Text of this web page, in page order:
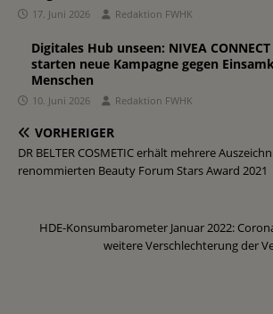
17. Juni 2026 Redaktion FWHK
Digitales Hub unseen: NIVEA
starten neue Kampagne gegen
Menschen
10. Juni 2026 Redaktion FWHK
VORHERIGER
DR BELTER COSMETIC erhält mehrere
renommierten Beauty Forum Stars Award 2021
HDE-Konsumbarometer Januar 2022:
weitere Verschlechterung der